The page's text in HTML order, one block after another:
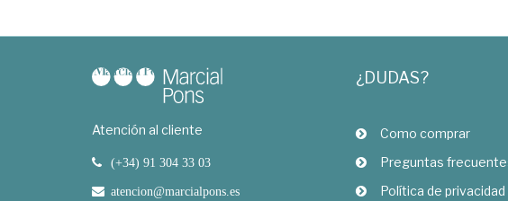
Atención al cliente
(+34) 91 304 33 03
atencion@marcialpons.es
¿DUDAS?
Como comprar
Preguntas
Política de privacidad